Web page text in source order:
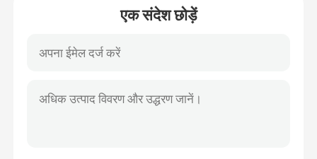
एक संदेश छोड़ें